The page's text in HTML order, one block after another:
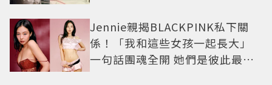
Jennie親揭BLACKPINK私下關
係！「我和這些女孩一起長大」
一句話團魂全開 她們是彼此最強